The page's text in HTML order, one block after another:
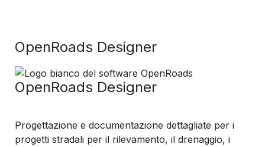
OpenRoads Designer
OpenRoads Designer
Progettazione e documentazione dettagliate per i
progetti stradali per il rilevamento, il drenaggio, i